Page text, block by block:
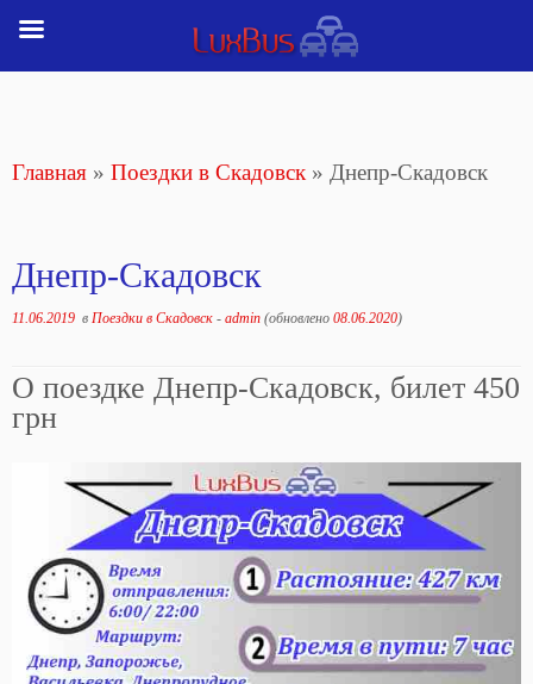
Главная » Поездки в Скадовск » Днепр-Скадовск
Днепр-Скадовск
11.06.2019 в Поездки в Скадовск - admin (обновлено 08.06.2020)
О поездке Днепр-Скадовск, билет 450
грн